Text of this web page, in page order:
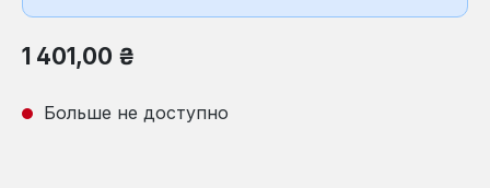
Обычная цена:
1 401,00 ₴
Больше не доступно